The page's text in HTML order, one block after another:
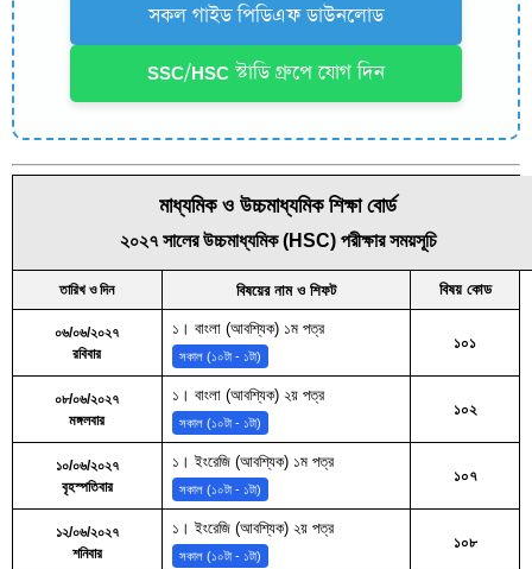
সকল গাইড পিডিএফ ডাউনলোড
SSC/HSC স্টাডি গ্রুপে যোগ দিন
মাধ্যমিক ও উচ্চমাধ্যমিক শিক্ষা বোর্ড
২০২৭ সালের উচ্চমাধ্যমিক (HSC) পরীক্ষার সময়সূচি
তারিখ ও দিন বিষয়ের নাম ও শিফট বিষয় কোড
০৬/০৬/২০২৭
রবিবার
১। বাংলা (আবশ্যিক) ১ম পত্র
সকাল (১০টা - ১টা)
১০১
০৮/০৬/২০২৭
মঙ্গলবার
১। বাংলা (আবশ্যিক) ২য় পত্র
সকাল (১০টা - ১টা)
১০২
১০/০৬/২০২৭
বৃহস্পতিবার
১। ইংরেজি (আবশ্যিক) ১ম পত্র
সকাল (১০টা - ১টা)
১০৭
১২/০৬/২০২৭
শনিবার
১। ইংরেজি (আবশ্যিক) ২য় পত্র
সকাল (১০টা - ১টা)
১০৮